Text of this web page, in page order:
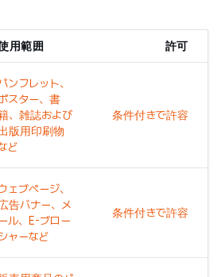
用範囲 許可
ンフレット、
スター、書
、雑誌および
版用印刷物
ど
条件付きで許容
ェブページ、
告バナー、メ
ル、E-ブロー
ャーなど
条件付きで許容